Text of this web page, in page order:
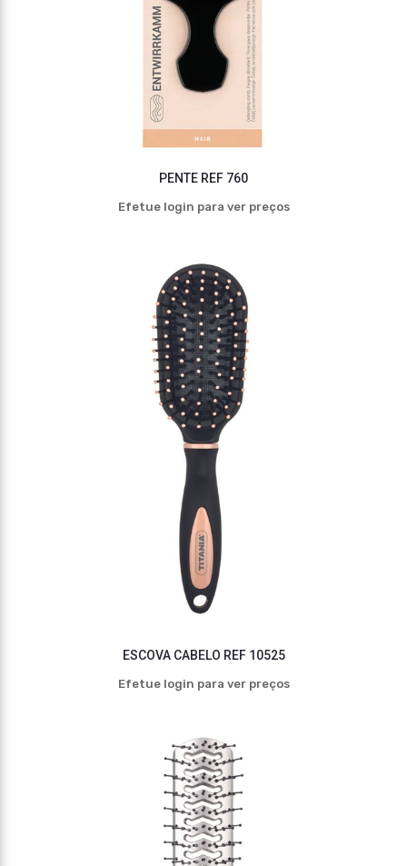
PENTE REF 760
Efetue login para ver preços
ESCOVA CABELO REF 10525
Efetue login para ver preços